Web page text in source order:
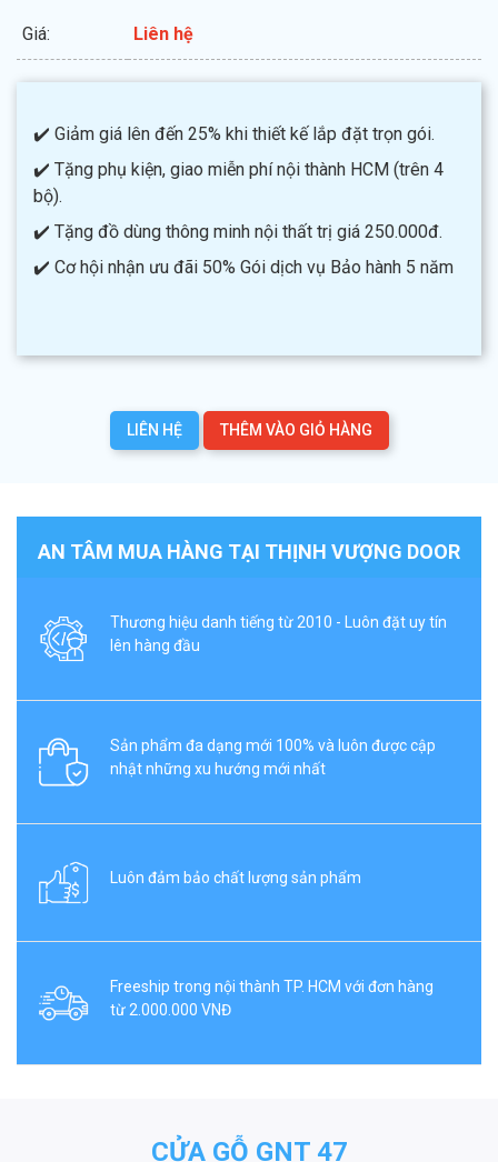
Giá: Liên hệ
✔️ Giảm giá lên đến 25% khi thiết kế lắp đặt trọn gói.
✔️ Tặng phụ kiện, giao miễn phí nội thành HCM (trên 4
bộ).
✔️ Tặng đồ dùng thông minh nội thất trị giá 250.000đ.
✔️ Cơ hội nhận ưu đãi 50% Gói dịch vụ Bảo hành 5 năm
LIÊN HỆ THÊM VÀO GIỎ HÀNG
AN TÂM MUA HÀNG TẠI THỊNH VƯỢNG DOOR
Thương hiệu danh tiếng từ 2010 - Luôn đặt uy tín
lên hàng đầu
Sản phẩm đa dạng mới 100% và luôn được cập
nhật những xu hướng mới nhất
Luôn đảm bảo chất lượng sản phẩm
Freeship trong nội thành TP. HCM với đơn hàng
từ 2.000.000 VNĐ
CỬA GỖ GNT 47